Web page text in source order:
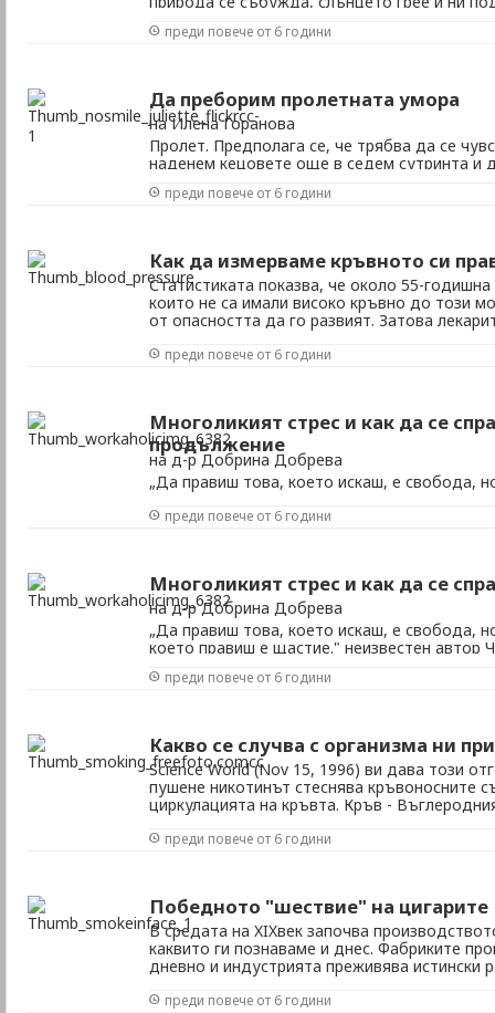
пролетната умора. Тя е типична за страни,
преди повече от 6 години
Да преборим пролетната умора
на Илена Горанова
Пролет. Предполага се, че трябва да се
наденем кецовете още в седем сутринта и
отмаляло, тъпо и всичко ви се отдава
преди повече от 6 години
Как да измерваме кръвното си
Статистиката показва, че около 55-
които не са имали високо кръвно до този
от опасността да го развият. Затова
да се следят показанията и в зависимост
специалист или да се взимат предписаните
преди повече от 6 години
Многоликият стрес и как да се
продължение
на д-р Добрина Добрева
„Да правиш това, което искаш, е свобода,
което правиш е щастие." неизвестен автор
многофакторни. На първо място, за да се
преди повече от 6 години
Многоликият стрес и как да се
на д-р Добрина Добрева
„Да правиш това, което искаш, е свобода,
което правиш е щастие." неизвестен автор
безпричинна тревожност или безпокойство
преди повече от 6 години
Какво се случва с организма ни
Science World (Nov 15, 1996) ви дава този
пушене никотинът стеснява кръвоносните
циркулацията на кръвта. Кръв -
дим измества до 12 % от кислорода,
телца. До различните части на тялото
преди повече от 6 години
Победното "шествие" на цигарите
В средата на XIXвек започва
каквито ги познаваме и днес. Фабриките
дневно и индустрията преживява истински
по-лесно достъпни дори и като цена.
на тютютна и производството на самите
преди повече от 6 години